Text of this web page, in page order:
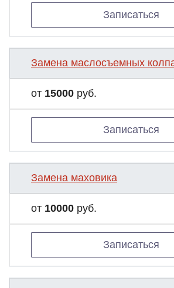
Записаться
Замена маслосъемных
от 15000 руб.
Записаться
Замена маховика
от 10000 руб.
Записаться